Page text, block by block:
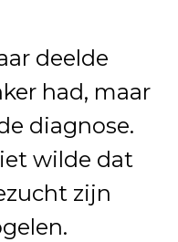
deelde
had, maar
diagnose.
wilde dat
zijn